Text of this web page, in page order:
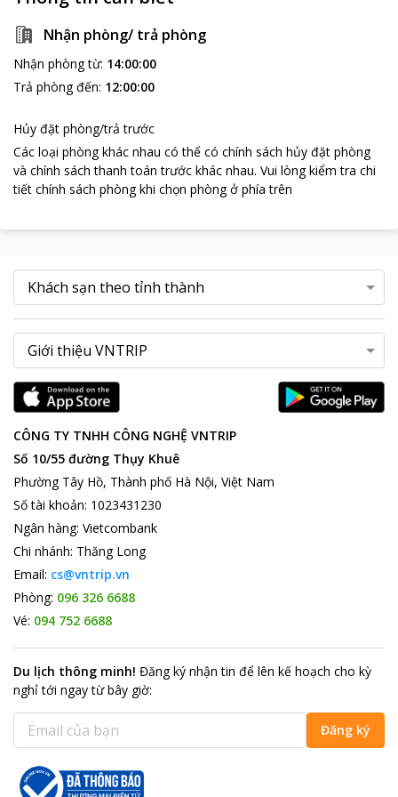
Nhận phòng/ trả phòng
Nhận phòng từ: 14:00:00
Trả phòng đến: 12:00:00
Hủy đặt phòng/trả trước
Các loại phòng khác nhau có thể có chính sách hủy đặt phòng
và chính sách thanh toán trước khác nhau. Vui lòng kiểm tra chi
tiết chính sách phòng khi chọn phòng ở phía trên
CÔNG TY TNHH CÔNG NGHỆ VNTRIP
Số 10/55 đường Thụy Khuê
Phường Tây Hồ, Thành phố Hà Nội, Việt Nam
Số tài khoản: 1023431230
Ngân hàng: Vietcombank
Chi nhánh: Thăng Long
Email: cs@vntrip.vn
Phòng: 096 326 6688
Vé: 094 752 6688
Du lịch thông minh! Đăng ký nhận tin để lên kế hoạch cho kỳ
nghỉ tới ngay từ bây giờ:
Đăng ký